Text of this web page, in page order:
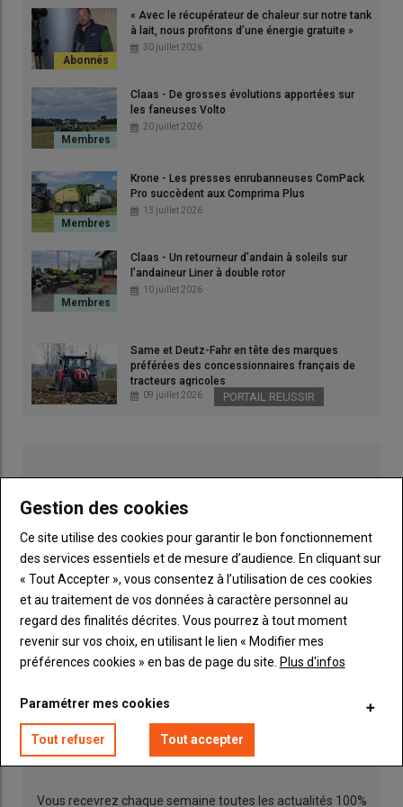
© Anthony Gohin
Notre objectif est de réaliser un
35 % de matière sèchedans un délai de 48 heures entre la
fauche et la récolte. Comme nous ramassons en moyenne 60
hectares à chaque fois, legroupe de fauche à plat
large est, par son débit horaire, un des outils clés dans la réussite
des chantiers de récolte
», souligne Patrice Clérault
, associé du
Gaec du Mesnilge à Hudimesnil (Manche
), avec son épouse
Annie, son fils Paul et son voisin
laitier normand, en bio depuis 2019, alimente ses 160 vaches
laitières à la traite avec une ration à base d’ensilage d’herbe et
d’ensilage de maïs épi.
L’utilisation du guidage automatique du tracteur Fendt 718
Vario avec le groupe de fauche permet de bien exploiter les 9
mètres de largeur de travail. © Anthony Gohin
«Nous visons la qualité nutritive en récoltant de l’herbe jeune.
L’utilisation d’unefaucheuse
sans conditionneur est selon
éviter les pertes, surtout avec les
que nous disposons de notre propre
, nous maîtrisons l’intégralité du chantier et adaptons la surface
fauchée aux conditions météo. Nous privilégions d’ailleurs le
« Avec le récupérateur de chaleur sur notre tank
à lait, nous profitons d’une énergie gratuite »
30 juillet 2026
Claas - De grosses évolutions apportées sur
les faneuses Volto
20 juillet 2026
Krone - Les presses enrubanneuses ComPack
Pro succèdent aux Comprima Plus
13 juillet 2026
Claas - Un retourneur d’andain à soleils sur
l’andaineur Liner à double rotor
10 juillet 2026
Same et Deutz-Fahr en tête des marques
préférées des concessionnaires français de
tracteurs agricoles
09 juillet 2026 PORTAIL REUSSIR
INSCRIPTION NEWSLETTER
Vous recevrez chaque semaine toutes les actualités 100%
Gestion des cookies
Ce site utilise des cookies pour garantir le bon fonctionnement
des services essentiels et de mesure d’audience. En cliquant sur
« Tout Accepter », vous consentez à l’utilisation de ces cookies
et au traitement de vos données à caractère personnel au
regard des finalités décrites. Vous pourrez à tout moment
revenir sur vos choix, en utilisant le lien « Modifier mes
préférences cookies » en bas de page du site. Plus d'infos
Paramétrer mes cookies
Tout refuser Tout accepter